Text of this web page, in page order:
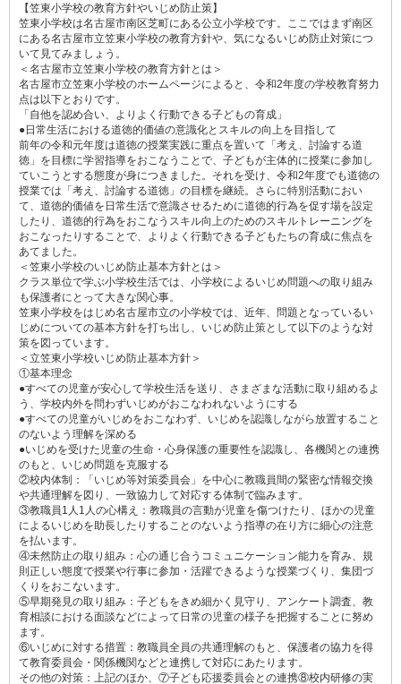
【笠東小学校の教育方針やいじめ防止策】
笠東小学校は名古屋市南区芝町にある公立小学校です。ここではまず南区
にある名古屋市立笠東小学校の教育方針や、気になるいじめ防止対策につ
いて見てみましょう。
＜名古屋市立笠東小学校の教育方針とは＞
名古屋市立笠東小学校のホームページによると、令和2年度の学校教育努力
点は以下とおりです。
「自他を認め合い、よりよく行動できる子どもの育成」
●日常生活における道徳的価値の意識化とスキルの向上を目指して
前年の令和元年度は道徳の授業実践に重点を置いて「考え、討論する道
徳」を目標に学習指導をおこなうことで、子どもが主体的に授業に参加し
ていこうとする態度が身につきました。それを受け、令和2年度でも道徳の
授業では「考え、討論する道徳」の目標を継続。さらに特別活動におい
て、道徳的価値を日常生活で意識させるために道徳的行為を促す場を設定
したり、道徳的行為をおこなうスキル向上のためのスキルトレーニングを
おこなったりすることで、よりよく行動できる子どもたちの育成に焦点を
あてました。
＜笠東小学校のいじめ防止基本方針とは＞
クラス単位で学ぶ小学校生活では、小学校によるいじめ問題への取り組み
も保護者にとって大きな関心事。
笠東小学校をはじめ名古屋市立の小学校では、近年、問題となっているい
じめについての基本方針を打ち出し、いじめ防止策として以下のような対
策を図っています。
＜立笠東小学校いじめ防止基本方針＞
①基本理念
●すべての児童が安心して学校生活を送り、さまざまな活動に取り組めるよ
う、学校内外を問わずいじめがおこなわれないようにする
●すべての児童がいじめをおこなわず、いじめを認識しながら放置すること
のないよう理解を深める
●いじめを受けた児童の生命・心身保護の重要性を認識し、各機関との連携
のもと、いじめ問題を克服する
②校内体制：「いじめ等対策委員会」を中心に教職員間の緊密な情報交換
や共通理解を図り、一致協力して対応する体制で臨みます。
③教職員1人1人の心構え：教職員の言動が児童を傷つけたり、ほかの児童
によるいじめを助長したりすることのないよう指導の在り方に細心の注意
を払います。
④未然防止の取り組み：心の通じ合うコミュニケーション能力を育み、規
則正しい態度で授業や行事に参加・活躍できるような授業づくり、集団づ
くりをおこないます。
⑤早期発見の取り組み：子どもをきめ細かく見守り、アンケート調査、教
育相談における面談などによって日常の児童の様子を把握することに努め
ます。
⑥いじめに対する措置：教職員全員の共通理解のもと、保護者の協力を得
て教育委員会・関係機関などと連携して対応にあたります。
その他の対策：上記のほか、⑦子ども応援委員会との連携⑧校内研修の実